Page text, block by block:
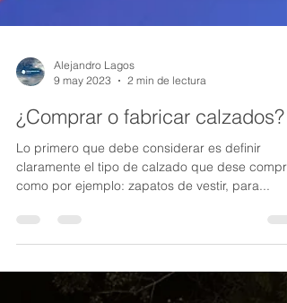
Alejandro Lagos
9 may 2023
2 min de lectura
¿Comprar o fabricar calzados?
Lo primero que debe considerar es definir
como por ejemplo: zapatos de vestir, para...